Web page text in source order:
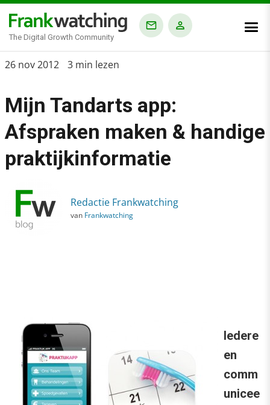
The Digital Growth Community
Home
Blog
Alle artikelen
›
26 nov 2012 3 min lezen
Mijn Tandarts app:
Afspraken maken & handige
praktijkinformatie
Redactie Frankwatching
van Frankwatching
Iedere
en
comm
unicee